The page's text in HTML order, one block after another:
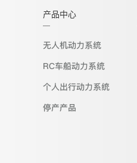
产品中心
无人机动力系统
RC车船动力系统
个人出行动力系统
停产产品